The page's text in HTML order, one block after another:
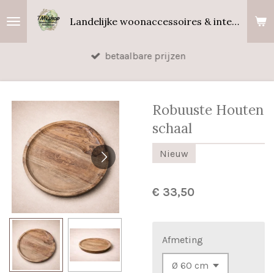
hoofdinhoud
Landelijke woonaccessoires & interieurgeuren
betaalbare prijzen
Robuuste Houten
schaal
Nieuw
€ 33,50
Afmeting